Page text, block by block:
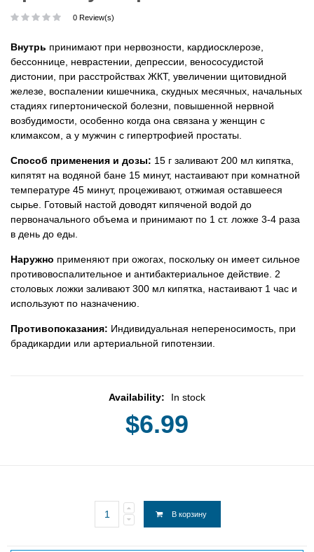
0 Review(s)
Внутрь принимают при нервозности, кардиосклерозе,
бессоннице, неврастении, депрессии, венососудистой
дистонии, при расстройствах ЖКТ, увеличении щитовидной
железе, воспалении кишечника, скудных месячных, начальных
стадиях гипертонической болезни, повышенной нервной
возбудимости, особенно когда она связана у женщин с
климаксом, а у мужчин с гипертрофией простаты.
Способ применения и дозы: 15 г заливают 200 мл кипятка,
кипятят на водяной бане 15 минут, настаивают при комнатной
температуре 45 минут, процеживают, отжимая оставшееся
сырье. Готовый настой доводят кипяченой водой до
первоначального объема и принимают по 1 ст. ложке 3-4 раза
в день до еды.
Наружно применяют при ожогах, поскольку он имеет сильное
противовоспалительное и антибактериальное действие. 2
столовых ложки заливают 300 мл кипятка, настаивают 1 час и
используют по назначению.
Противопоказания: Индивидуальная непереносимость, при
брадикардии или артериальной гипотензии.
Availability: In stock
$6.99
В корзину